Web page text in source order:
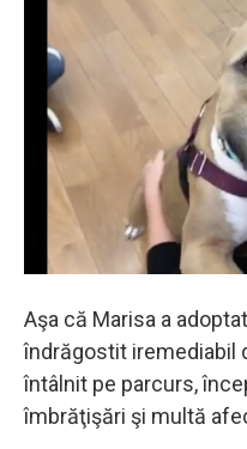
Aşa că Marisa a
îndrăgostit iremediabil
întâlnit pe parcurs,
îmbrăţişări şi multă